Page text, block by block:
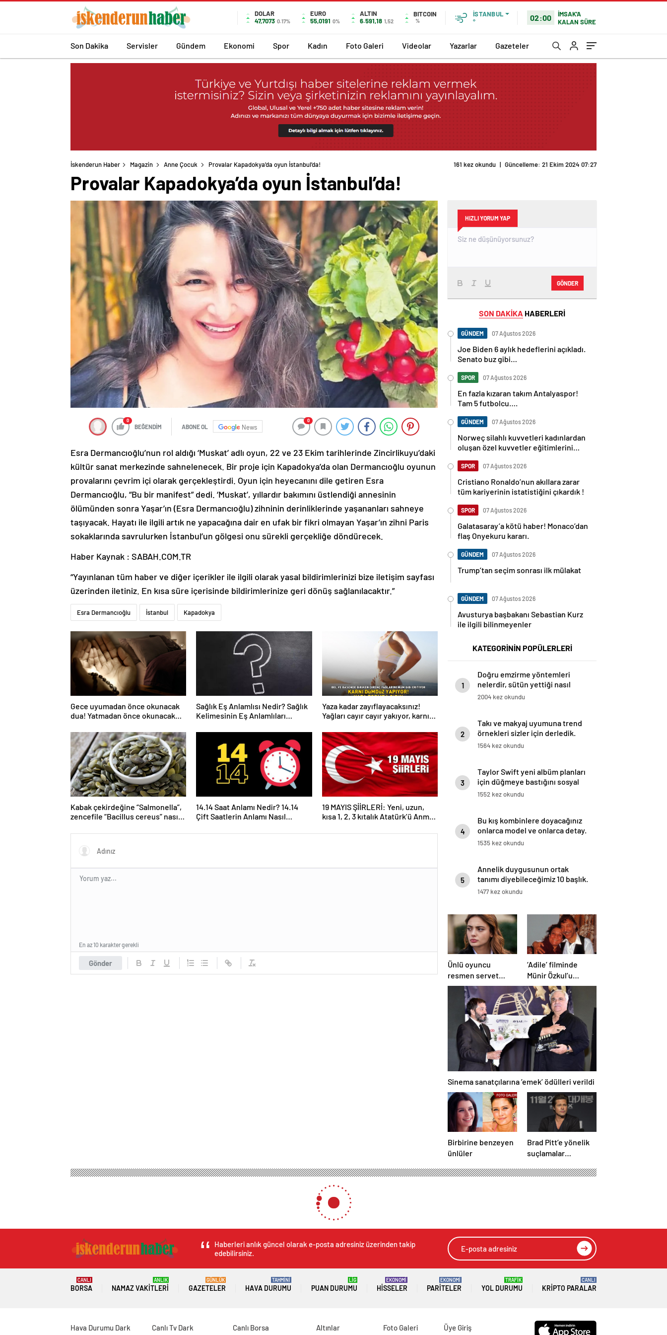
DOLAR
47,7073 0.17%
EURO
55,0191 0%
ALTIN
6.591,18 1,52
BITCOIN
%
İSTANBUL
°
02:00
İMSAK'A
KALAN SÜRE
Son Dakika Servisler Gündem Ekonomi Spor Kadın Foto Galeri Videolar Yazarlar Gazeteler
İskenderun Haber Magazin Anne Çocuk Provalar Kapadokya’da oyun İstanbul’da! 161 kez okundu | Güncelleme: 21 Ekim 2024 07:27
Provalar Kapadokya’da oyun İstanbul’da!
0
BEĞENDİM ABONE OL News
0
Esra Dermancıoğlu’nun rol aldığı ‘Muskat’ adlı oyun, 22 ve 23 Ekim tarihlerinde Zincirlikuyu’daki
kültür sanat merkezinde sahnelenecek. Bir proje için Kapadokya’da olan Dermancıoğlu oyunun
provalarını çevrim içi olarak gerçekleştirdi. Oyun için heyecanını dile getiren Esra
Dermancıoğlu, “Bu bir manifest” dedi. ‘Muskat’, yıllardır bakımını üstlendiği annesinin
ölümünden sonra Yaşar’ın (Esra Dermancıoğlu) zihninin derinliklerinde yaşananları sahneye
taşıyacak. Hayatı ile ilgili artık ne yapacağına dair en ufak bir fikri olmayan Yaşar’ın zihni Paris
sokaklarında savrulurken İstanbul’un gölgesi onu sürekli gerçekliğe döndürecek.
Haber Kaynak : SABAH.COM.TR
“Yayınlanan tüm haber ve diğer içerikler ile ilgili olarak yasal bildirimlerinizi bize iletişim sayfası
üzerinden iletiniz. En kısa süre içerisinde bildirimlerinize geri dönüş sağlanılacaktır.”
Esra Dermancıoğlu İstanbul Kapadokya
Gece uyumadan önce okunacak
dua! Yatmadan önce okunacak
Sağlık Eş Anlamlısı Nedir? Sağlık
Kelimesinin Eş Anlamlıları
Yaza kadar zayıflayacaksınız!
Yağları cayır cayır yakıyor, karnı
çorbası tarifi ve püf noktaları!
Kabak çekirdeğine “Salmonella”,
zencefile “Bacillus cereus” nasıl
14.14 Saat Anlamı Nedir? 14.14
Çift Saatlerin Anlamı Nasıl
19 MAYIS ŞİİRLERİ: Yeni, uzun,
kısa 1, 2, 3 kıtalık Atatürk’ü Anma
Gönder
En az 10 karakter gerekli
HIZLI YORUM YAP
GÖNDER
SON DAKİKA HABERLERİ
GÜNDEM 07 Ağustos 2026
Joe Biden 6 aylık hedeflerini açıkladı.
Senato buz gibi…
SPOR 07 Ağustos 2026
En fazla kızaran takım Antalyaspor!
Tam 5 futbolcu….
GÜNDEM 07 Ağustos 2026
Norweç silahlı kuvvetleri kadınlardan
oluşan özel kuvvetler eğitimlerini
SPOR 07 Ağustos 2026
Cristiano Ronaldo’nun akıllara zarar
tüm kariyerinin istatistiğini çıkardık !
SPOR 07 Ağustos 2026
Galatasaray’a kötü haber! Monaco’dan
flaş Onyekuru kararı.
GÜNDEM 07 Ağustos 2026
Trump’tan seçim sonrası ilk mülakat
GÜNDEM 07 Ağustos 2026
Avusturya başbakanı Sebastian Kurz
ile ilgili bilinmeyenler
KATEGORİNİN POPÜLERLERİ
1
Doğru emzirme yöntemleri
nelerdir, sütün yettiği nasıl
anlaşılır?
2004 kez okundu
2
Takı ve makyaj uyumuna trend
örnekleri sizler için derledik.
1564 kez okundu
3
Taylor Swift yeni albüm planları
için düğmeye bastığını sosyal
medyadan duyurdu!
1552 kez okundu
4
Bu kış kombinlere doyacağınız
onlarca model ve onlarca detay.
1535 kez okundu
5
Annelik duygusunun ortak
tanımı diyebileceğimiz 10 başlık.
1477 kez okundu
Ünlü oyuncu
resmen servet
kazandı!
‘Adile’ filminde
Münir Özkul’u
canlandıracak isim
belli oldu
Sinema sanatçılarına ’emek’ ödülleri verildi
Birbirine benzeyen
ünlüler
Brad Pitt’e yönelik
suçlamalar
Haberleri anlık güncel olarak e-posta adresiniz üzerinden takip
edebilirsiniz.
BORSA
CANLI
NAMAZ VAKITLERI
ANLIK
GAZETELER
GÜNLÜK
HAVA DURUMU
TAHMİNİ
PUAN DURUMU
LİG
HISSELER
EKONOMİ
PARITELER
EKONOMİ
YOL DURUMU
TRAFİK
KRIPTO PARALAR
CANLI
Hava Durumu Dark Canlı Tv Dark Canlı Borsa Altınlar Foto Galeri Üye Giriş